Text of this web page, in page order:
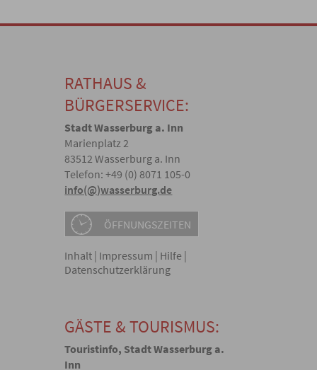
RATHAUS &
BÜRGERSERVICE:
Stadt Wasserburg a. Inn
Marienplatz 2
83512 Wasserburg a. Inn
Telefon: +49 (0) 8071 105-0
info(@)wasserburg.de
ÖFFNUNGSZEITEN
Inhalt | Impressum | Hilfe |
Datenschutzerklärung
GÄSTE & TOURISMUS:
Touristinfo, Stadt Wasserburg a.
Inn